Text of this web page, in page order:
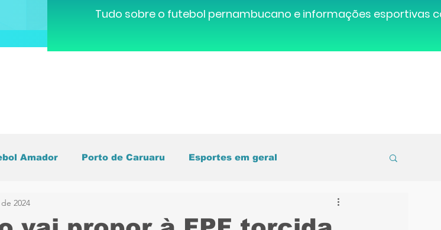
Tudo sobre o futebol pernambucano e informações esportivas
Amador Porto de Caruaru Esportes em geral
do Mundo Central de Caruaru
2024